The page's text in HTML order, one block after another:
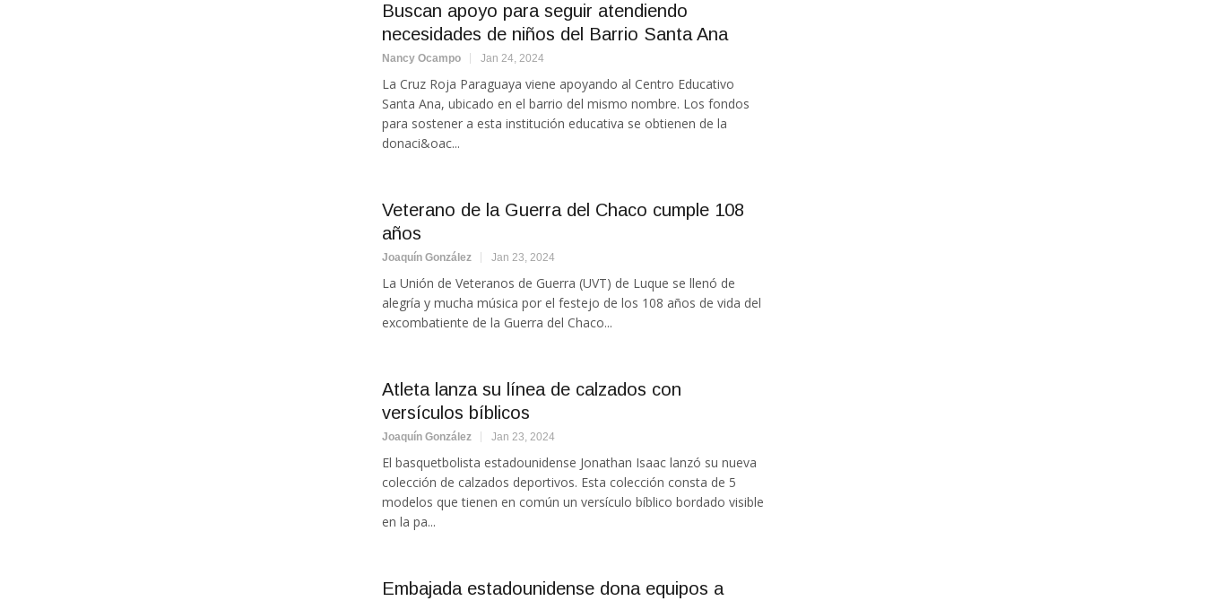
Buscan apoyo para seguir atendiendo
necesidades de niños del Barrio Santa Ana
Nancy Ocampo Jan 24, 2024
La Cruz Roja Paraguaya viene apoyando al Centro Educativo
Santa Ana, ubicado en el barrio del mismo nombre. Los fondos
para sostener a esta institución educativa se obtienen de la
donaci&oac...
Veterano de la Guerra del Chaco cumple 108
años
Joaquín González Jan 23, 2024
La Unión de Veteranos de Guerra (UVT) de Luque se llenó de
alegría y mucha música por el festejo de los 108 años de vida del
excombatiente de la Guerra del Chaco...
Atleta lanza su línea de calzados con
versículos bíblicos
Joaquín González Jan 23, 2024
El basquetbolista estadounidense Jonathan Isaac lanzó su nueva
colección de calzados deportivos. Esta colección consta de 5
modelos que tienen en común un versículo bíblico bordado visible
en la pa...
Embajada estadounidense dona equipos a